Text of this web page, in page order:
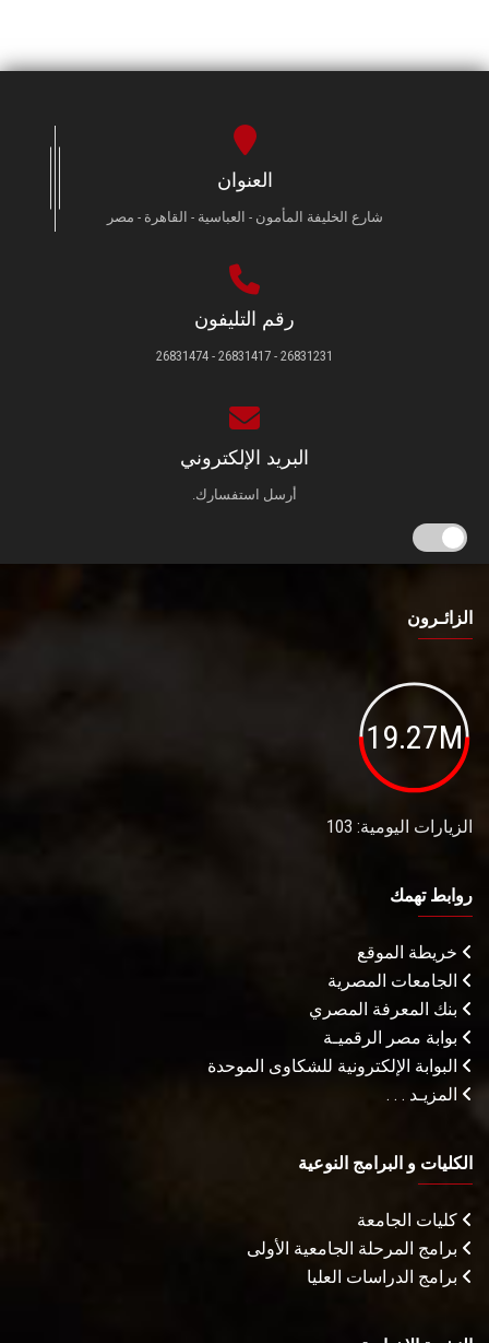
العنوان
شارع الخليفة المأمون - العباسية - القاهرة - مصر
رقم التليفون
26831231 - 26831417 - 26831474
البريد الإلكتروني
أرسل استفسارك.
الزائـرون
19.27M
الزيارات اليومية: 103
روابط تهمك
خريطة الموقع
الجامعات المصرية
بنك المعرفة المصري
بوابة مصر الرقميـة
البوابة الإلكترونية للشكاوى الموحدة
المزيـد . . .
الكليات و البرامج النوعية
كليات الجامعة
برامج المرحلة الجامعية الأولى
برامج الدراسات العليا